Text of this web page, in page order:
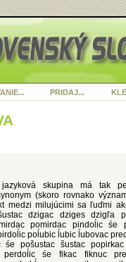
PRIDAJ...
jazyková skupina má tak
(skoro rovnako
medzi milujúcimi sa ľuďmi
dzigac dziges dzigľa
pomirdac pindoĺic śe
poĺubic ĺubic ĺubovac
śe pošustac šustac
perdoĺic śe fikac fiknuc